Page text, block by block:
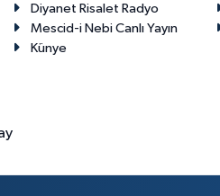
Diyanet Risalet Radyo
Mescid-i Nebi Canlı Yayın
Künye